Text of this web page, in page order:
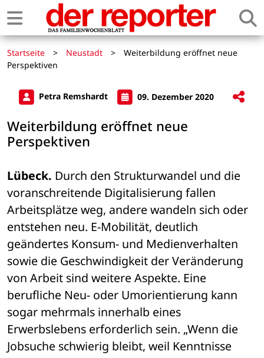
Startseite > Neustadt >
Weiterbildung eröffnet neue
Perspektiven
Petra Remshardt 09. Dezember 2020
Weiterbildung eröffnet neue
Perspektiven
Lübeck. Durch den Strukturwandel und die
voranschreitende Digitalisierung fallen
Arbeitsplätze weg, andere wandeln sich oder
entstehen neu. E-Mobilität, deutlich
geändertes Konsum- und Medienverhalten
sowie die Geschwindigkeit der Veränderung
von Arbeit sind weitere Aspekte. Eine
berufliche Neu- oder Umorientierung kann
sogar mehrmals innerhalb eines
Erwerbslebens erforderlich sein. „Wenn die
Jobsuche schwierig bleibt, weil Kenntnisse